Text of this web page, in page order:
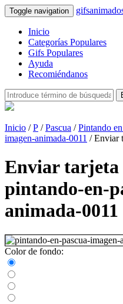
Toggle navigation
Inicio
Categorías Populares
Gifs Populares
Ayuda
Recomiéndanos
Inicio /P /Pascua /Pintando
imagen-animada-0011 / Enviar
Enviar
pintando-en-
animada-0011
Color de fondo: